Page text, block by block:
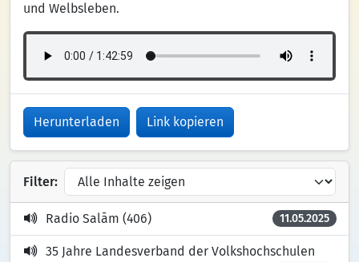
und Welbsleben.
Herunterladen Link kopieren
Filter:
Radio Salām (406) 11.05.2025
35 Jahre Landesverband der Volkshochschulen